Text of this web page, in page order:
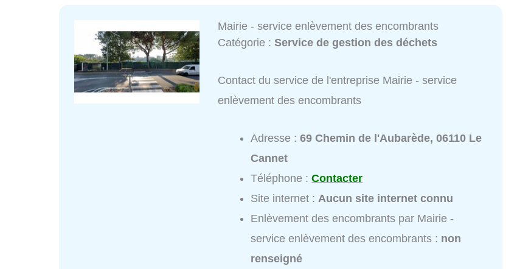
Mairie - service enlèvement des encombrants
Catégorie :Service de gestion des déchets
Contact du service de l'entreprise Mairie - service
enlèvement des encombrants
Adresse :69 Chemin de l'Aubarède, 06110 Le
Cannet
Téléphone :Contacter
Site internet : Aucun site internet connu
Enlèvement des encombrants par Mairie -
service enlèvement des encombrants : non
renseigné